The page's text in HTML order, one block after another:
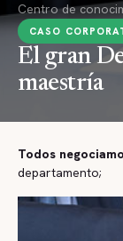
Centro de
CASO
El gran
maestría
Todos
departamento;